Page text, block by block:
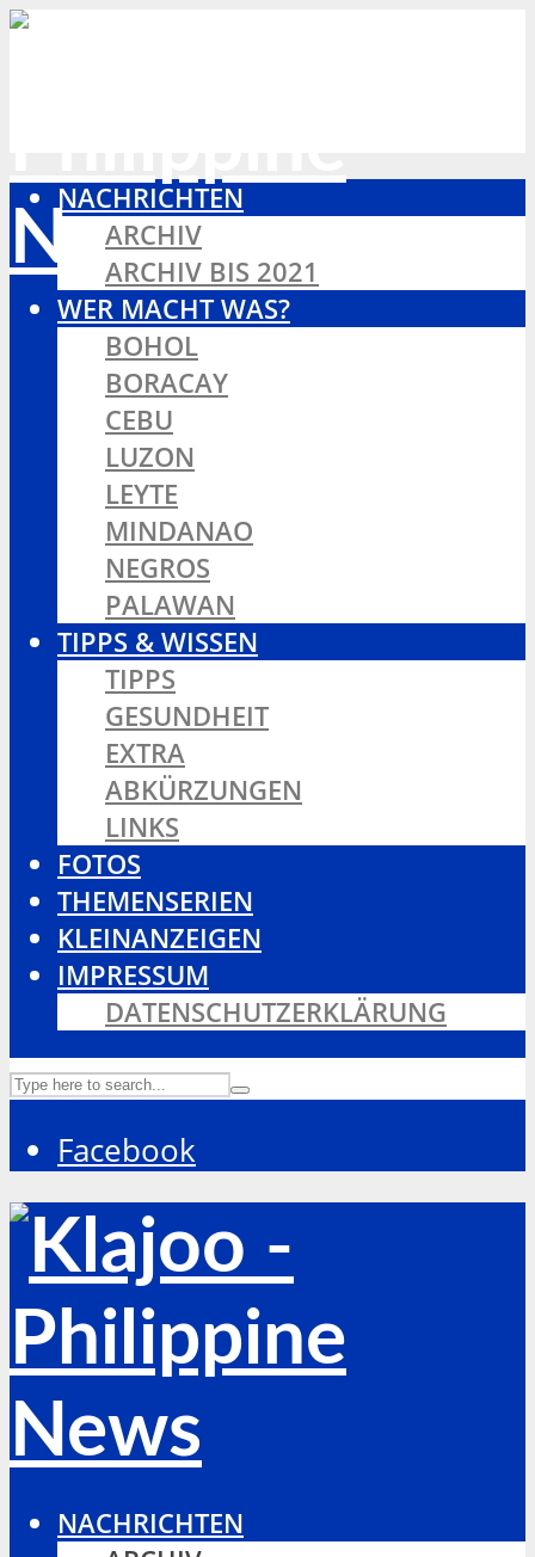
NACHRICHTEN
ARCHIV
ARCHIV BIS 2021
WER MACHT WAS?
BOHOL
BORACAY
CEBU
LUZON
LEYTE
MINDANAO
NEGROS
PALAWAN
TIPPS & WISSEN
TIPPS
GESUNDHEIT
EXTRA
ABKÜRZUNGEN
LINKS
FOTOS
THEMENSERIEN
KLEINANZEIGEN
IMPRESSUM
DATENSCHUTZERKLÄRUNG
Facebook
NACHRICHTEN